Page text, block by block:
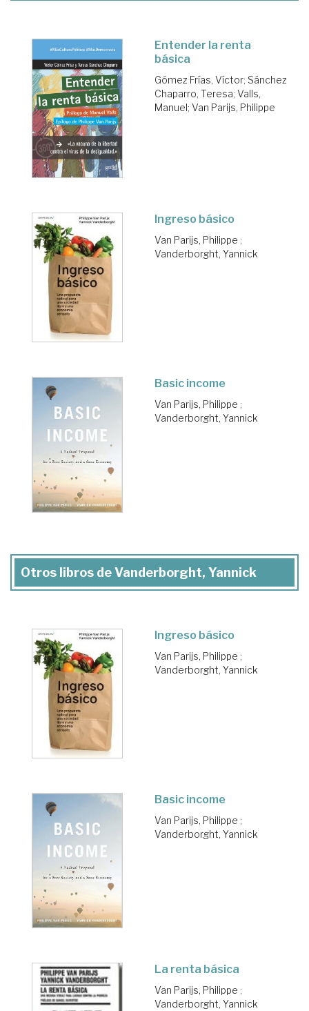
Entender la renta
básica
Gómez Frías, Víctor; Sánchez
Chaparro, Teresa; Valls,
Manuel; Van Parijs, Philippe
Ingreso básico
Van Parijs, Philippe ;
Vanderborght, Yannick
Basic income
Van Parijs, Philippe ;
Vanderborght, Yannick
Otros libros de Vanderborght, Yannick
Ingreso básico
Van Parijs, Philippe ;
Vanderborght, Yannick
Basic income
Van Parijs, Philippe ;
Vanderborght, Yannick
La renta básica
Van Parijs, Philippe ;
Vanderborght, Yannick